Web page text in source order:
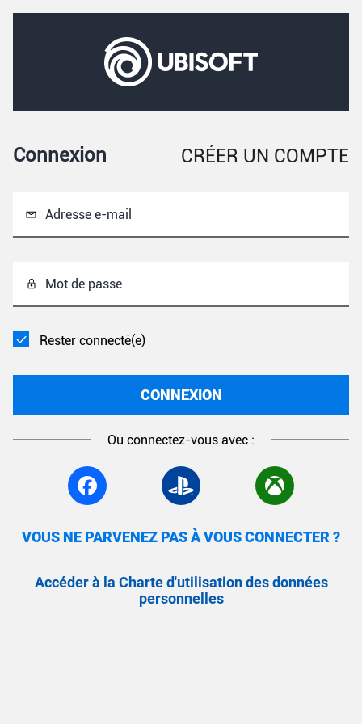
Connexion CRÉER UN COMPTE
Adresse e-mail
Mot de passe
Rester connecté(e)
CONNEXION
Ou connectez-vous avec :
VOUS NE PARVENEZ PAS À VOUS CONNECTER ?
Accéder à la Charte d'utilisation des données
personnelles